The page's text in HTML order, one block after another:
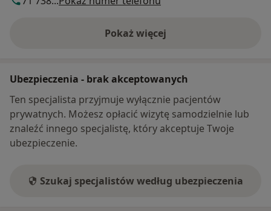
Pokaż więcej
o adresie
Ubezpieczenia - brak akceptowanych
Ten specjalista przyjmuje wyłącznie pacjentów
prywatnych. Możesz opłacić wizytę samodzielnie lub
znaleźć innego specjalistę, który akceptuje Twoje
ubezpieczenie.
Szukaj specjalistów według ubezpieczenia